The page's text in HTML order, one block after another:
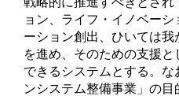
ョン、ライフ・イノベー
ーション創出、ひいては
を進め、そのための支援
できるシステムとする。
ンシステム整備事業」の